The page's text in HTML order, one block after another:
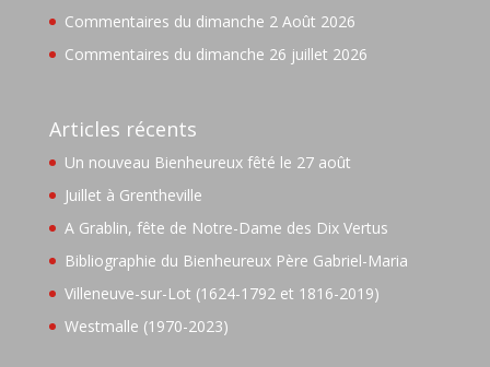
Commentaires du dimanche 2 Août 2026
Commentaires du dimanche 26 juillet 2026
Articles récents
Un nouveau Bienheureux fêté le 27 août
Juillet à Grentheville
A Grablin, fête de Notre-Dame des Dix Vertus
Bibliographie du Bienheureux Père Gabriel-Maria
Villeneuve-sur-Lot (1624-1792 et 1816-2019)
Westmalle (1970-2023)